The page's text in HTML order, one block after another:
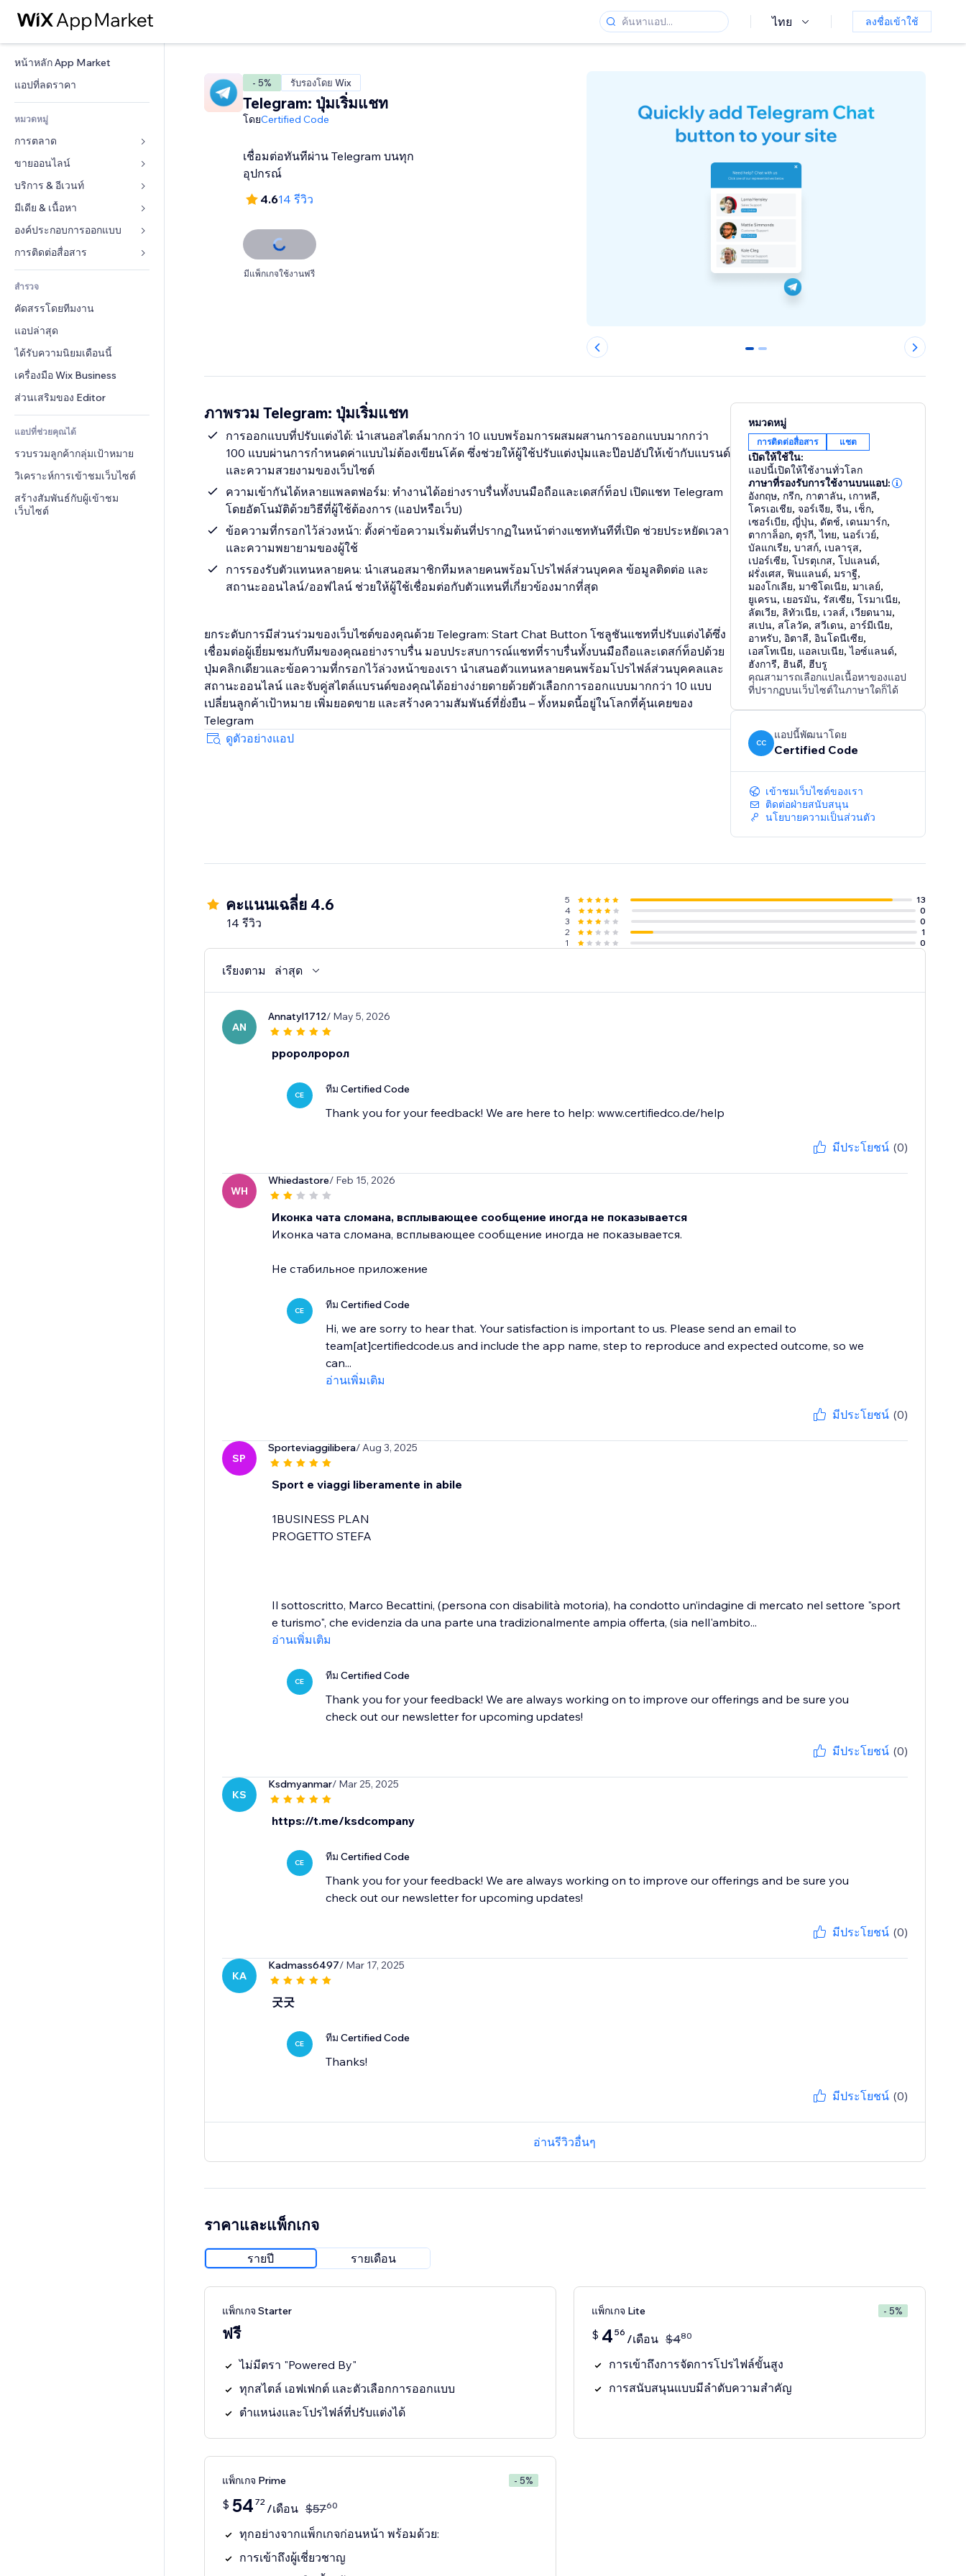
ไทย ลงชื่อเข้าใช้
หน้าหลัก App Market
แอปที่ลดราคา
หมวดหมู่
การตลาด
โฆษณา
โทรศัพท์มือถือ
บทวิเคราะห์
โซเชียล
ทำอันดับเว็บไซต์
อีเมล
ขายออนไลน์
แอปสำหรับร้านค้า
การจัดส่ง & ส่งมอบสินค้า
ปุ่มการจำหน่าย
คอร์สออนไลน์
บัญชี
คูปอง & ความภักดีในแบรนด์
โซลูชันคลังสินค้า
การดรอปชิป
(Crowdfunding)
อาหาร & เครื่องดื่ม
บริการ & อีเวนท์
โรงแรม
อีเวนท์
ร้านอาหาร
อสังหาริมทรัพย์
การจอง
มีเดีย & เนื้อหา
แกลเลอรี
เพลง
พอดแคสต์
การถ่ายภาพ
วิดีโอ
PDF
การแชร์ไฟล์
ข่าว
องค์ประกอบการออกแบบ
แผนที่  & การนำทาง
ส่วนบุคคล & ความปลอดภัย
นาฬิกา
เทมเพลตเพจ
เอฟเฟกต์รูปภาพ
ปุ่ม & เมนู
แบนเนอร์ & สัญลักษณ์
เครื่องคำนวน
ค้นหา
อากาศ
แผนภูมิ & ตาราง
แบบฟอร์ม
แบบสำรวจ
แชต
หมายเหตุ
โทรศัพท์
ชุมชน
รีวิว & การรับรอง
CRM
สำรวจ
คัดสรรโดยทีมงาน
แอปล่าสุด
ได้รับความนิยมเดือนนี้
เครื่องมือ Wix Business
ส่วนเสริมของ Editor
แอปที่ช่วยคุณได้
รวบรวมลูกค้ากลุ่มเป้าหมาย
วิเคราะห์การเข้าชมเว็บไซต์
สร้างสัมพันธ์กับผู้เข้าชม
เว็บไซต์
- 5% รับรองโดย Wix
Telegram: ปุ่มเริ่มแชท
โดยCertified Code
เชื่อมต่อทันทีผ่าน Telegram บนทุก
อุปกรณ์
4.614 รีวิว
มีแพ็กเกจใช้งานฟรี
0 1
ภาพรวม Telegram: ปุ่มเริ่มแชท
การออกแบบที่ปรับแต่งได้: นำเสนอสไตล์มากกว่า 10 แบบพร้อมการผสมผสานการออกแบบมากกว่า
100 แบบผ่านการกำหนดค่าแบบไม่ต้องเขียนโค้ด ซึ่งช่วยให้ผู้ใช้ปรับแต่งปุ่มและป๊อปอัปให้เข้ากับแบรนด์
และความสวยงามของเว็บไซต์
ความเข้ากันได้หลายแพลตฟอร์ม: ทำงานได้อย่างราบรื่นทั้งบนมือถือและเดสก์ท็อป เปิดแชท Telegram
โดยอัตโนมัติด้วยวิธีที่ผู้ใช้ต้องการ (แอปหรือเว็บ)
ข้อความที่กรอกไว้ล่วงหน้า: ตั้งค่าข้อความเริ่มต้นที่ปรากฏในหน้าต่างแชททันทีที่เปิด ช่วยประหยัดเวลา
และความพยายามของผู้ใช้
การรองรับตัวแทนหลายคน: นำเสนอสมาชิกทีมหลายคนพร้อมโปรไฟล์ส่วนบุคคล ข้อมูลติดต่อ และ
สถานะออนไลน์/ออฟไลน์ ช่วยให้ผู้ใช้เชื่อมต่อกับตัวแทนที่เกี่ยวข้องมากที่สุด
ยกระดับการมีส่วนร่วมของเว็บไซต์ของคุณด้วย Telegram: Start Chat Button โซลูชันแชทที่ปรับแต่งได้ซึ่ง
เชื่อมต่อผู้เยี่ยมชมกับทีมของคุณอย่างราบรื่น มอบประสบการณ์แชทที่ราบรื่นทั้งบนมือถือและเดสก์ท็อปด้วย
ปุ่มคลิกเดียวและข้อความที่กรอกไว้ล่วงหน้าของเรา นำเสนอตัวแทนหลายคนพร้อมโปรไฟล์ส่วนบุคคลและ
สถานะออนไลน์ และจับคู่สไตล์แบรนด์ของคุณได้อย่างง่ายดายด้วยตัวเลือกการออกแบบมากกว่า 10 แบบ
เปลี่ยนลูกค้าเป้าหมาย เพิ่มยอดขาย และสร้างความสัมพันธ์ที่ยั่งยืน – ทั้งหมดนี้อยู่ในโลกที่คุ้นเคยของ
Telegram
ดูตัวอย่างแอป
หมวดหมู่
การติดต่อสื่อสาร แชต
เปิดให้ใช้ใน:
แอปนี้เปิดให้ใช้งานทั่วโลก
ภาษาที่รองรับการใช้งานบนแอป:
อังกฤษ, กรีก, กาตาลัน, เกาหลี,
โครเอเชีย,จอร์เจีย,จีน, เช็ก,
เซอร์เบีย,ญี่ปุ่น, ดัตช์, เดนมาร์ก,
ตากาล็อก, ตุรกี,ไทย,นอร์เวย์,
บัลแกเรีย,บาสก์, เบลารุส,
เปอร์เซีย,โปรตุเกส,โปแลนด์,
ฝรั่งเศส,ฟินแลนด์,มราฐี,
มองโกเลีย,มาซิโดเนีย,มาเลย์,
ยูเครน, เยอรมัน,รัสเซีย,โรมาเนีย,
ลัตเวีย, ลิทัวเนีย, เวลส์, เวียดนาม,
สเปน, สโลวัค, สวีเดน, อาร์มีเนีย,
อาหรับ,อิตาลี,อินโดนีเซีย,
เอสโทเนีย, แอลเบเนีย,ไอซ์แลนด์,
ฮังการี, ฮินดี, ฮีบรู
คุณสามารถเลือกแปลเนื้อหาของแอป
ที่ปรากฏบนเว็บไซต์ในภาษาใดก็ได้
CC
แอปนี้พัฒนาโดย
Certified Code
เข้าชมเว็บไซต์ของเรา
ติดต่อฝ่ายสนับสนุน
นโยบายความเป็นส่วนตัว
คะแนนเฉลี่ย 4.6
14 รีวิว
5
13
4
0
3
0
2
1
1
0
เรียงตาม ล่าสุด
AN
Annatyl1712/ May 5, 2026
рроролророл
CE ทีม Certified Code
Thank you for your feedback! We are here to help: www.certifiedco.de/help
มีประโยชน์ (0)
WH
Whiedastore/ Feb 15, 2026
Иконка чата сломана, всплывающее сообщение иногда не показывается
Иконка чата сломана, всплывающее сообщение иногда не показывается.
Не стабильное приложение
CE ทีม Certified Code
Hi, we are sorry to hear that. Your satisfaction is important to us. Please send an email to
team[at]certifiedcode.us and include the app name, step to reproduce and expected outcome, so we
can...
อ่านเพิ่มเติม
มีประโยชน์ (0)
SP
Sporteviaggilibera/ Aug 3, 2025
Sport e viaggi liberamente in abile
1BUSINESS PLAN
PROGETTO STEFA
Il sottoscritto, Marco Becattini, (persona con disabilità motoria), ha condotto un’indagine di mercato nel settore "sport
e turismo", che evidenzia da una parte una tradizionalmente ampia offerta, (sia nell'ambito...
อ่านเพิ่มเติม
CE ทีม Certified Code
Thank you for your feedback! We are always working on to improve our offerings and be sure you
check out our newsletter for upcoming updates!
มีประโยชน์ (0)
KS
Ksdmyanmar/ Mar 25, 2025
https://t.me/ksdcompany
CE ทีม Certified Code
Thank you for your feedback! We are always working on to improve our offerings and be sure you
check out our newsletter for upcoming updates!
มีประโยชน์ (0)
KA
Kadmass6497/ Mar 17, 2025
굿굿
CE ทีม Certified Code
Thanks!
มีประโยชน์ (0)
อ่านรีวิวอื่นๆ
ราคาและแพ็กเกจ
รายปี รายเดือน
แพ็กเกจ Starter
ฟรี
ไม่มีตรา "Powered By"
ทุกสไตล์ เอฟเฟกต์ และตัวเลือกการออกแบบ
ตำแหน่งและโปรไฟล์ที่ปรับแต่งได้
แพ็กเกจ Lite - 5%
$ 4 56 /เดือน $480
การเข้าถึงการจัดการโปรไฟล์ขั้นสูง
การสนับสนุนแบบมีลำดับความสำคัญ
แพ็กเกจ Prime - 5%
$ 54 72 /เดือน $5760
ทุกอย่างจากแพ็กเกจก่อนหน้า พร้อมด้วย:
การเข้าถึงผู้เชี่ยวชาญ